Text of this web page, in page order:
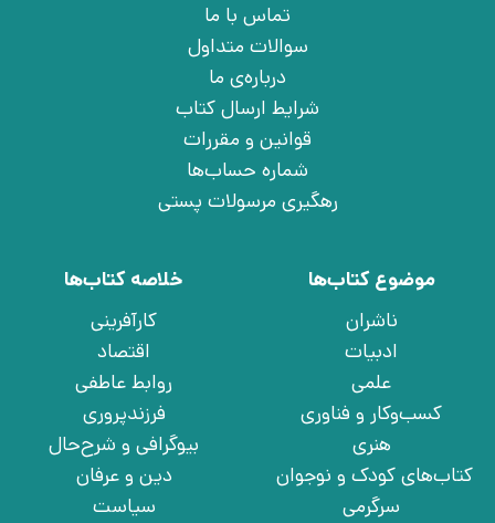
تماس با ما
سوالات متداول
درباره‌ی ما
شرایط ارسال کتاب
قوانین و مقررات
شماره حساب‌ها
رهگیری مرسولات پستی
موضوع کتاب‌ها
ناشران
ادبیات
علمی
کسب‌وکار و فناوری
هنری
کتاب‌های کودک و نوجوان
سرگرمی
خلاصه کتاب‌ها
کارآفرینی
اقتصاد
روابط عاطفی
فرزندپروری
بیوگرافی و شرح‌حال
دین و عرفان
سیاست